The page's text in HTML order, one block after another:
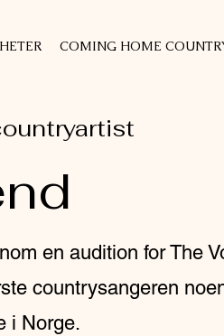
COMING HOME
en audition for The
countrysangeren
i Norge.